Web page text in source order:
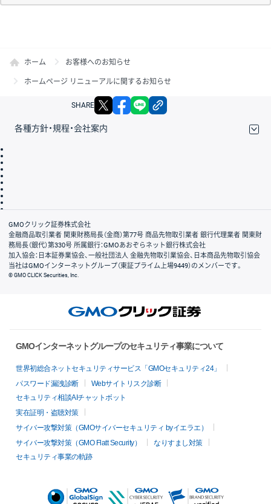
ホーム お客様へのお知らせ
ホームページ リニューアルに関するお知らせ
SHARE X facebook
各種方針・規程・会社案内
会社案内
GMOクリック証券株式会社
金融商品取引業者 関東財務局長（金商）第77号 商品先物取引業者 銀行代理業者 関東財
務局長（銀代）第330号 所属銀行：GMOあおぞらネット銀行株式会社
加入協会：日本証券業協会、一般社団法人 金融先物取引業協会、日本商品先物取引協会
当社はGMOインターネットグループ（東証プライム上場9449）のメンバーです。
© GMO CLICK Securities, Inc.
GMOインターネットグループのセキュリティ事業について
世界初総合ネットセキュリティサービス「GMOセキュリティ24」
パスワード漏洩診断
Webサイトリスク診断
セキュリティ相談AIチャットボット
実在証明・盗聴対策
サイバー攻撃対策（GMOサイバーセキュリティ byイエラエ）
サイバー攻撃対策（GMO Flatt Security）
なりすまし対策
セキュリティ事業の軌跡